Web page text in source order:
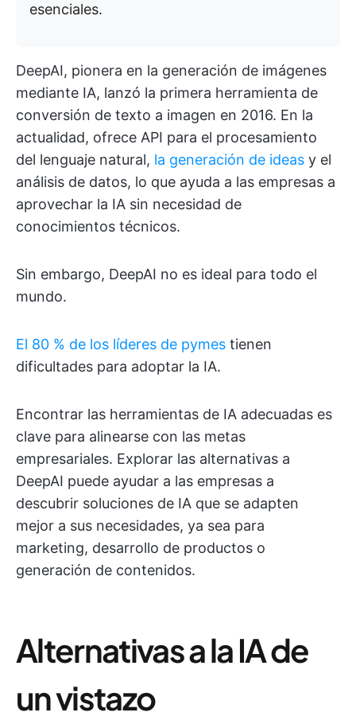
esenciales.
DeepAI, pionera en la generación de imágenes
mediante IA, lanzó la primera herramienta de
conversión de texto a imagen en 2016. En la
actualidad, ofrece API para el procesamiento
del lenguaje natural, la generación de ideas y el
análisis de datos, lo que ayuda a las empresas a
aprovechar la IA sin necesidad de
conocimientos técnicos.
Sin embargo, DeepAI no es ideal para todo el
mundo.
El 80 % de los líderes de pymes tienen
dificultades para adoptar la IA.
Encontrar las herramientas de IA adecuadas es
clave para alinearse con las metas
empresariales. Explorar las alternativas a
DeepAI puede ayudar a las empresas a
descubrir soluciones de IA que se adapten
mejor a sus necesidades, ya sea para
marketing, desarrollo de productos o
generación de contenidos.
Alternativas a la IA de
un vistazo